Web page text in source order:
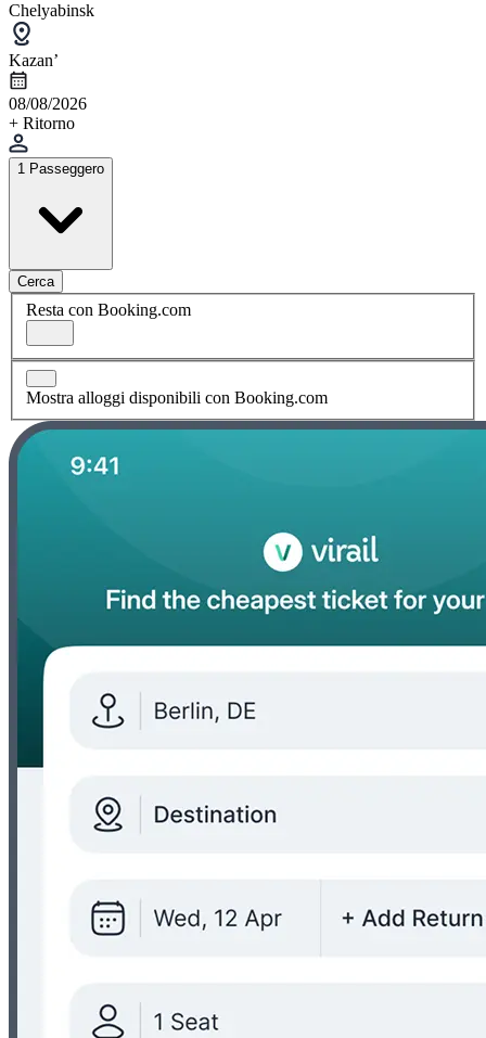
Chelyabinsk
Kazan’
08/08/2026
+ Ritorno
1 Passeggero
Cerca
Resta con Booking.com
Mostra alloggi disponibili con Booking.com